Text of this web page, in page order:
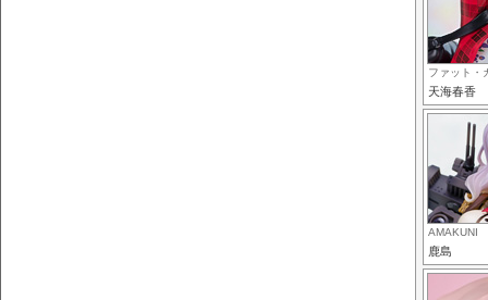
ファット・
天海春香
AMAKUNI
鹿島